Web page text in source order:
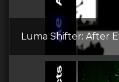
Luma Shifter: After